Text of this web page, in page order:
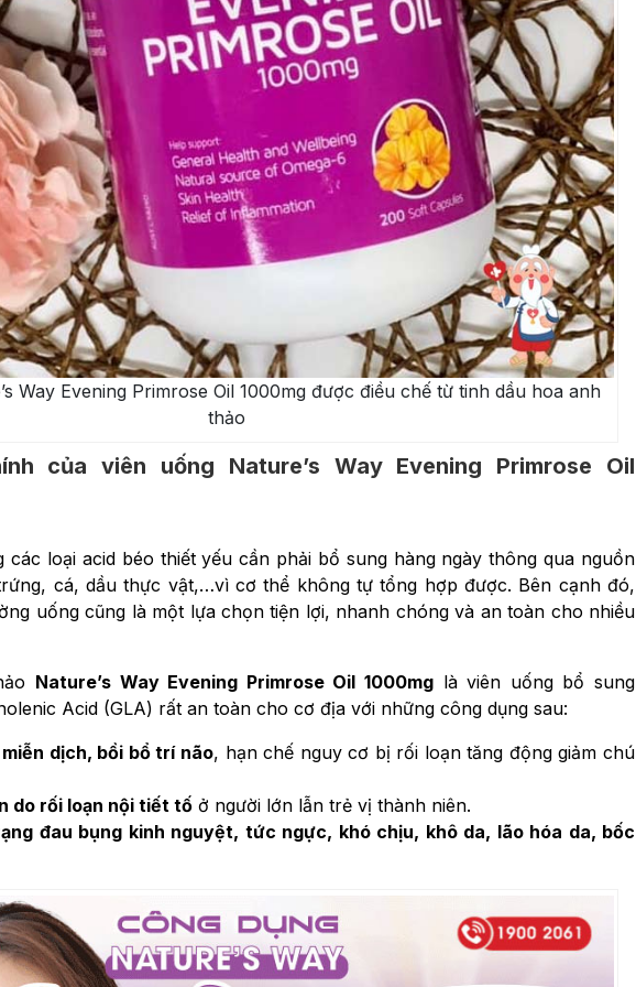
Way Evening Primrose Oil 1000mg được điều chế từ tinh dầu hoa anh
thảo
của viên uống Nature’s Way Evening Primrose Oil
các loại acid béo thiết yếu cần phải bổ sung hàng ngày thông qua nguồn
cá, dầu thực vật,…vì cơ thể không tự tổng hợp được. Bên cạnh đó,
uống cũng là một lựa chọn tiện lợi, nhanh chóng và an toàn cho nhiều
Nature’s Way Evening Primrose Oil 1000mg là viên uống bổ sung
Acid (GLA) rất an toàn cho cơ địa với những công dụng sau:
dịch, bồi bổ trí não, hạn chế nguy cơ bị rối loạn tăng động giảm chú
do rối loạn nội tiết tố ở người lớn lẫn trẻ vị thành niên.
đau bụng kinh nguyệt, tức ngực, khó chịu, khô da, lão hóa da, bốc